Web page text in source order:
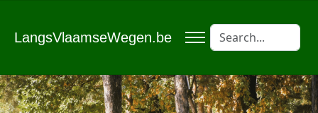
LangsVlaamseWegen.be